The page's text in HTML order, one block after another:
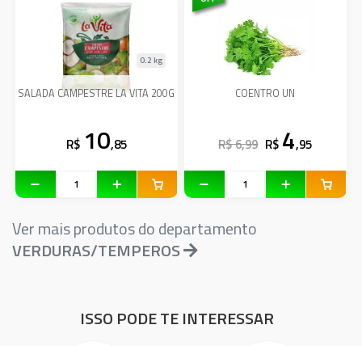
SALADA CAMPESTRE LA VITA 200G
0.2 kg
R$ 10,85
COENTRO UN
R$ 6,99 R$ 4,95
Ver mais produtos do departamento
VERDURAS/TEMPEROS
ISSO PODE TE INTERESSAR